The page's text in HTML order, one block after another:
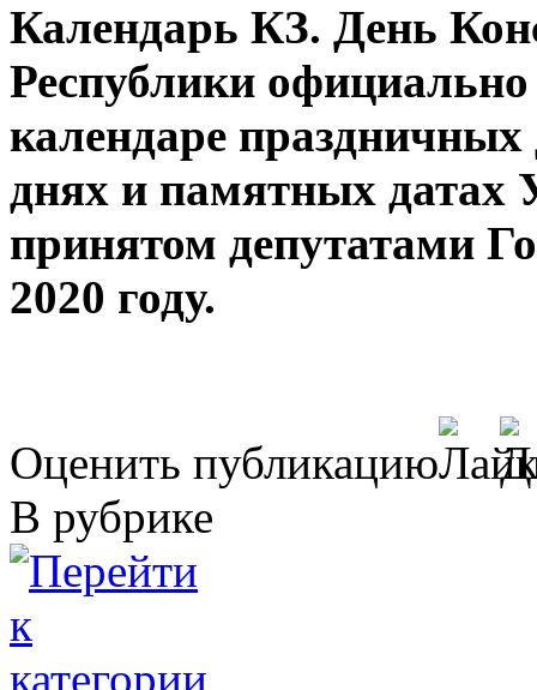
Календарь КЗ. День
Республики
календаре
днях и памятных датах
принятом депутатами
2020 году.
Оценить публикацию
В рубрике